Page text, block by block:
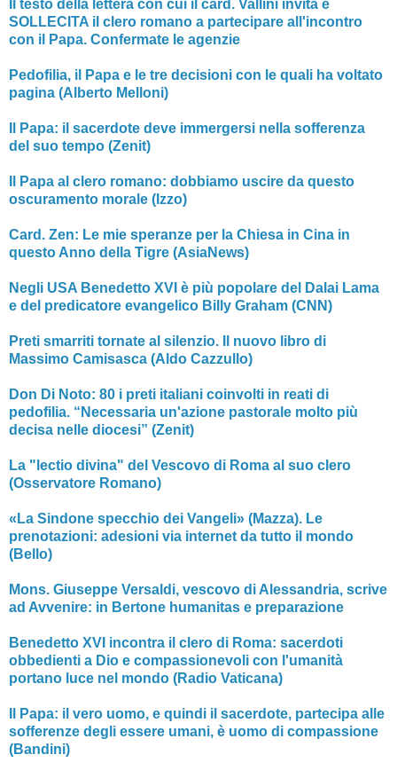
Il testo della lettera con cui il card. Vallini invita e
SOLLECITA il clero romano a partecipare all'incontro
con il Papa. Confermate le agenzie
Pedofilia, il Papa e le tre decisioni con le quali ha voltato
pagina (Alberto Melloni)
Il Papa: il sacerdote deve immergersi nella sofferenza
del suo tempo (Zenit)
Il Papa al clero romano: dobbiamo uscire da questo
oscuramento morale (Izzo)
Card. Zen: Le mie speranze per la Chiesa in Cina in
questo Anno della Tigre (AsiaNews)
Negli USA Benedetto XVI è più popolare del Dalai Lama
e del predicatore evangelico Billy Graham (CNN)
Preti smarriti tornate al silenzio. Il nuovo libro di
Massimo Camisasca (Aldo Cazzullo)
Don Di Noto: 80 i preti italiani coinvolti in reati di
pedofilia. “Necessaria un'azione pastorale molto più
decisa nelle diocesi” (Zenit)
La "lectio divina" del Vescovo di Roma al suo clero
(Osservatore Romano)
«La Sindone specchio dei Vangeli» (Mazza). Le
prenotazioni: adesioni via internet da tutto il mondo
(Bello)
Mons. Giuseppe Versaldi, vescovo di Alessandria, scrive
ad Avvenire: in Bertone humanitas e preparazione
Benedetto XVI incontra il clero di Roma: sacerdoti
obbedienti a Dio e compassionevoli con l'umanità
portano luce nel mondo (Radio Vaticana)
Il Papa: il vero uomo, e quindi il sacerdote, partecipa alle
sofferenze degli essere umani, è uomo di compassione
(Bandini)